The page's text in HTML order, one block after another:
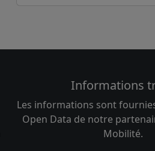
Informations
Les informations sont
Open Data de notre
Mobilité.